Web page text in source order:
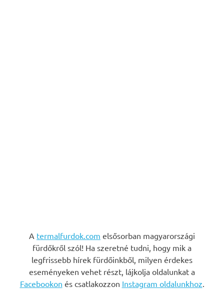
A termalfurdok.com elsősorban magyarországi
fürdőkről szól! Ha szeretné tudni, hogy mik a
legfrissebb hírek fürdőinkből, milyen érdekes
eseményeken vehet részt, lájkolja oldalunkat a
Facebookon és csatlakozzon Instagram oldalunkhoz